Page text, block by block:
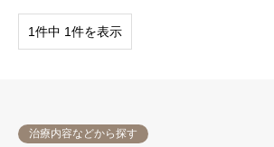
1件中 1件を表示
治療内容などから探す